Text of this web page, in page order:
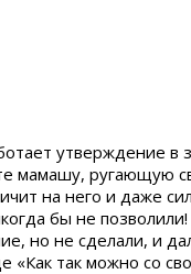
утверждение в
мамашу, ругающую
на него и даже
бы не
но не сделали, и
«Как так можно со